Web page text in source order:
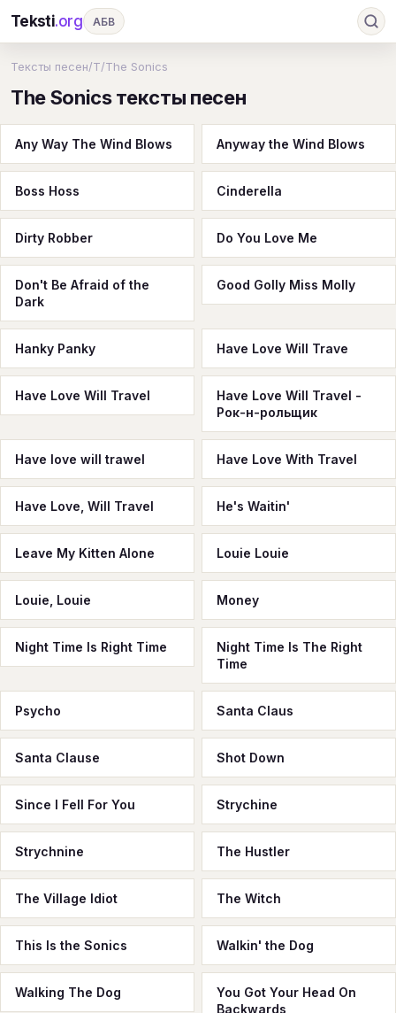
Teksti.org АБВ
И К Л М Н О
Т У Ф Х Ц Ч Ш Э Ю
Я En A B C D E F G
H I M N
Q R V W
Тексты песен/T/The Sonics
The Sonics тексты песен
Any Way The Wind Blows Anyway the Wind Blows
Boss Hoss Cinderella
Dirty Robber Do You Love Me
Don't Be Afraid of the
Dark
Good Golly Miss Molly
Hanky Panky Have Love Will Trave
Have Love Will Travel
Have Love Will Travel -
Рок-н-рольщик
Have love will trawel Have Love With Travel
Have Love, Will Travel He's Waitin'
Leave My Kitten Alone Louie Louie
Louie, Louie Money
Night Time Is Right Time
Night Time Is The Right
Time
Psycho Santa Claus
Santa Clause Shot Down
Since I Fell For You Strychine
Strychnine The Hustler
The Village Idiot The Witch
This Is the Sonics Walkin' the Dog
Walking The Dog
You Got Your Head On
Backwards